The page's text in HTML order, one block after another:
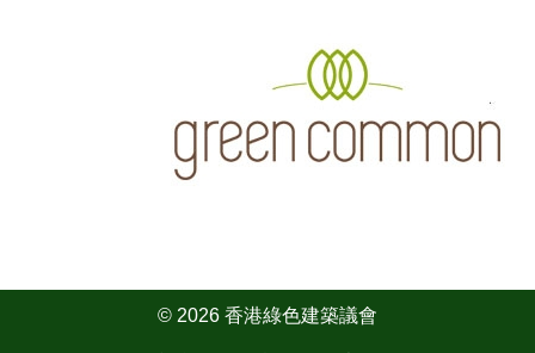
© 2026 香港綠色建築議會